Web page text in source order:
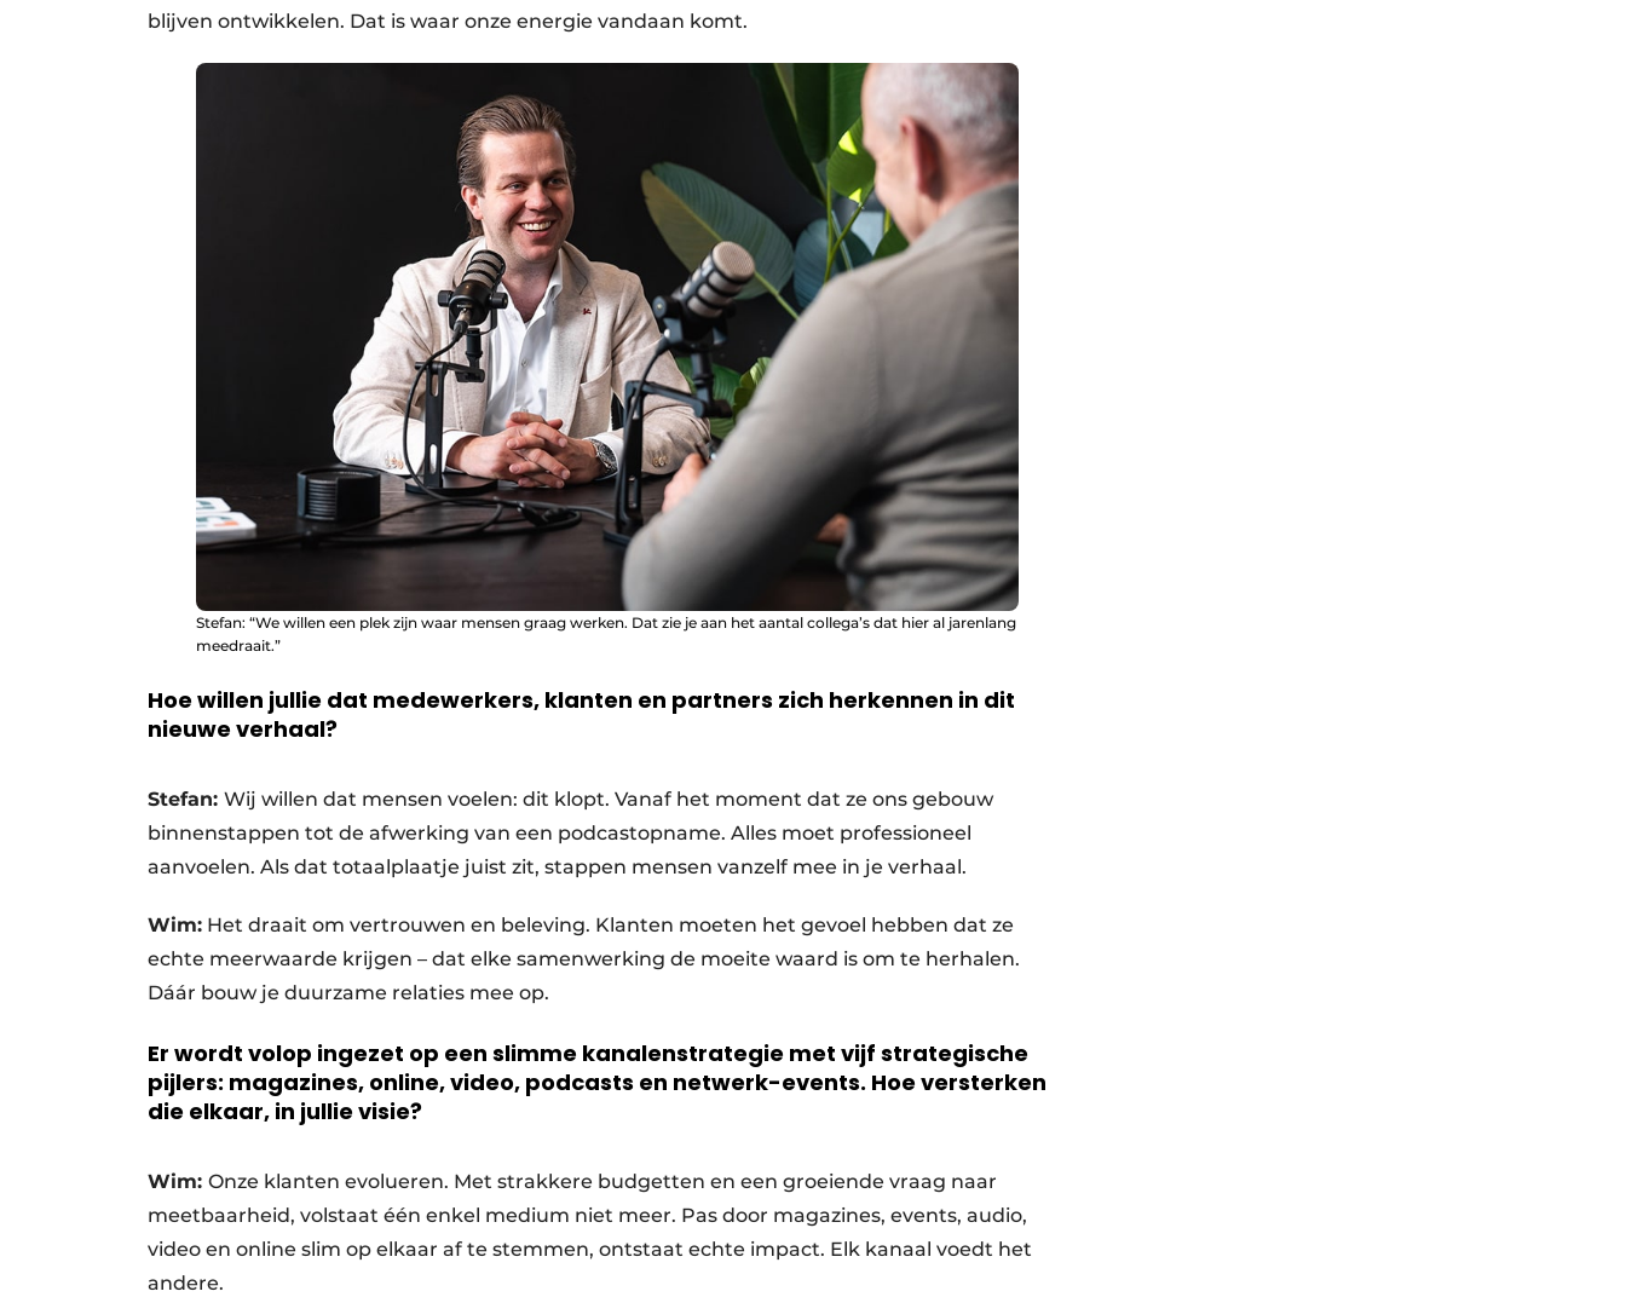
blijven ontwikkelen. Dat is waar onze energie vandaan komt.
Stefan: “We willen een plek zijn waar mensen graag werken. Dat zie je aan het aantal collega’s dat hier al jarenlang
meedraait.”
Hoe willen jullie dat medewerkers, klanten en partners zich herkennen in dit
nieuwe verhaal?
Stefan: Wij willen dat mensen voelen: dit klopt. Vanaf het moment dat ze ons gebouw
binnenstappen tot de afwerking van een podcastopname. Alles moet professioneel
aanvoelen. Als dat totaalplaatje juist zit, stappen mensen vanzelf mee in je verhaal.
Wim: Het draait om vertrouwen en beleving. Klanten moeten het gevoel hebben dat ze
echte meerwaarde krijgen – dat elke samenwerking de moeite waard is om te herhalen.
Dáár bouw je duurzame relaties mee op.
Er wordt volop ingezet op een slimme kanalenstrategie met vijf strategische
pijlers: magazines, online, video, podcasts en netwerk-events. Hoe versterken
die elkaar, in jullie visie?
Wim: Onze klanten evolueren. Met strakkere budgetten en een groeiende vraag naar
meetbaarheid, volstaat één enkel medium niet meer. Pas door magazines, events, audio,
video en online slim op elkaar af te stemmen, ontstaat echte impact. Elk kanaal voedt het
andere.